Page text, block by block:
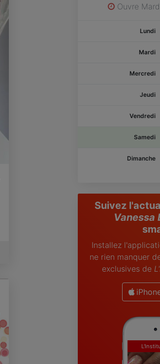
Ouvre
Lundi
Mardi
Mercredi
Jeudi
Vendredi
Samedi
Dimanche
Suivez
Vanessa
Installez
ne rien manquer
exclusives de